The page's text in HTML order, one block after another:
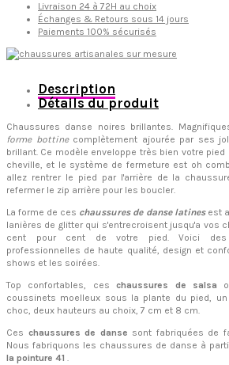
Livraison 24 à 72H au choix
Échanges & Retours sous 14 jours
Paiements 100% sécurisés
Description
Détails du produit
Chaussures danse noires brillantes.
forme bottinecomplètement ajourée par ses
brillant. Ce modèle enveloppe très bien votre
cheville, et le système de fermeture est oh
allez rentrer le pied par l'arrière de la
refermer le zip arrière pour les boucler.
La forme de ces chaussures de danse latinesest
lanières de glitter qui s'entrecroisent jusqu'a vos
cent pour cent de votre pied. Voici des
professionnelles de haute qualité, design et
shows et les soirées.
Top confortables, ceschaussures de salsa
coussinets moelleux sous la plante du pied,
choc, deux hauteurs au choix, 7 cm et 8 cm.
Ces chaussures de danse sont fabriquées de
Nous fabriquons les chaussures de danse à
la pointure 41 .